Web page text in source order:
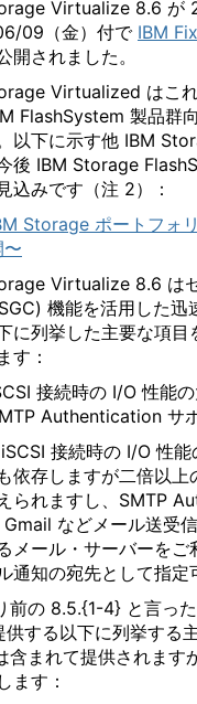
Virtualize 8.6 が
09（金）付で IBM
開されました。
Virtualized はこ
FlashSystem 製品群
以下に示す他 IBM
後 IBM Storage
込みです（注 2）：
Storage ポートフォ
〜
Virtualize 8.6 は
機能を活用した迅
に列挙した主要な項
す：
接続時の I/O 性能
Authentication サ
接続時の I/O 性
依存しますが二倍以
られますし、SMTP
などメール送受
メール・サーバーを
通知の宛先として指定
前の 8.5.{1-4} と言っ
供する以下に列挙する
含まれて提供されます
ます：